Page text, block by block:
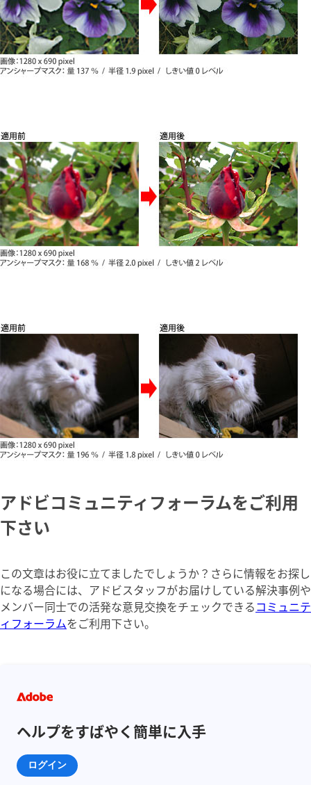
アドビコミュニティフォーラムをご利用
下さい
この文章はお役に立てましたでしょうか？さらに情報をお探し
になる場合には、アドビスタッフがお届けしている解決事例や
メンバー同士での活発な意見交換をチェックできるコミュニテ
ィフォーラムをご利用下さい。
ヘルプをすばやく簡単に入手
ログイン